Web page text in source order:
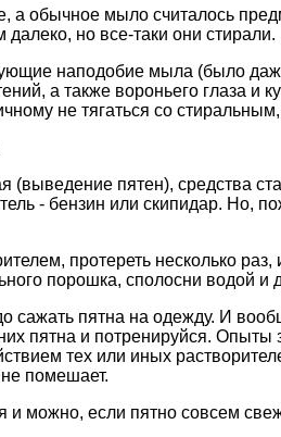
обычное мыло считалось
но все-таки они стирали.
наподобие мыла (было
а также вороньего глаза и
не тягаться со
(выведение пятен), средства
- бензин или скипидар. Но,
протереть несколько
порошка, сполосни водой и
пятна на одежду. И
пятна и потренируйся.
тех или иных
помешает.
и можно, если пятно совсем